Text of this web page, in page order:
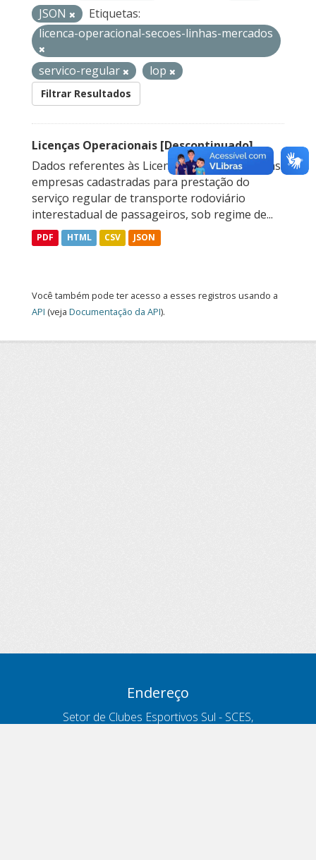
JSON
Etiquetas:
licenca-operacional-secoes-linhas-mercados
servico-regular lop
Filtrar Resultados
Licenças Operacionais [Descontinuado]
Dados referentes às Licenças Operacionais das
empresas cadastradas para prestação do
serviço regular de transporte rodoviário
interestadual de passageiros, sob regime de...
PDF HTML CSV JSON
Você também pode ter acesso a esses registros usando a
API (veja Documentação da API).
Endereço
Setor de Clubes Esportivos Sul - SCES,